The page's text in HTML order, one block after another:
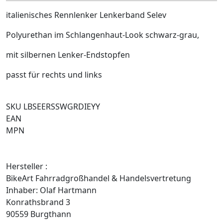
italienisches Rennlenker Lenkerband Selev
Polyurethan im Schlangenhaut-Look schwarz-grau,
mit silbernen Lenker-Endstopfen
passt für rechts und links
SKU LBSEERSSWGRDIEYY
EAN
MPN
Hersteller :
BikeArt Fahrradgroßhandel & Handelsvertretung
Inhaber: Olaf Hartmann
Konrathsbrand 3
90559 Burgthann